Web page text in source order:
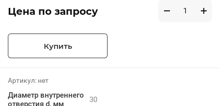
Цена по запросу
Купить
Артикул: нет
Диаметр внутреннего
отверстия d, мм
30